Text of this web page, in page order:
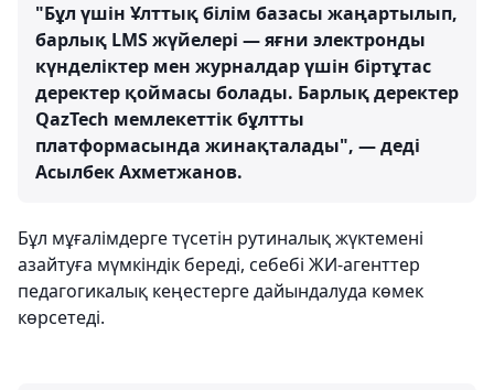
"Бұл үшін Ұлттық білім базасы жаңартылып,
барлық LMS жүйелері — яғни электронды
күнделіктер мен журналдар үшін біртұтас
деректер қоймасы болады. Барлық деректер
QazTech мемлекеттік бұлтты
платформасында жинақталады", — деді
Асылбек Ахметжанов.
Бұл мұғалімдерге түсетін рутиналық жүктемені
азайтуға мүмкіндік береді, себебі ЖИ-агенттер
педагогикалық кеңестерге дайындалуда көмек
көрсетеді.